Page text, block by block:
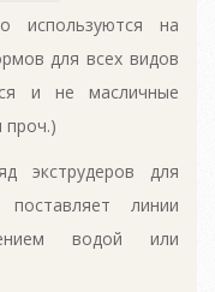
используются на
для всех видов
и не масличные
проч.)
экструдеров для
линии
водой или